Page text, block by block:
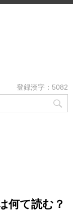
登録漢字：5082
何て読む？